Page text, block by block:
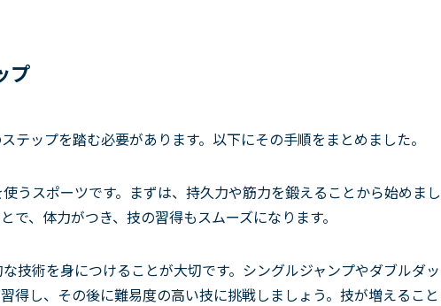
プ
テップを踏む必要があります。以下にその手順をまとめました。
うスポーツです。まずは、持久力や筋力を鍛えることから始めまし
で、体力がつき、技の習得もスムーズになります。
技術を身につけることが大切です。シングルジャンプやダブルダッ
得し、その後に難易度の高い技に挑戦しましょう。技が増えること